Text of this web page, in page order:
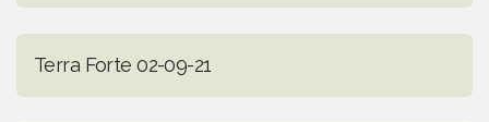
Terra Forte 02-09-21